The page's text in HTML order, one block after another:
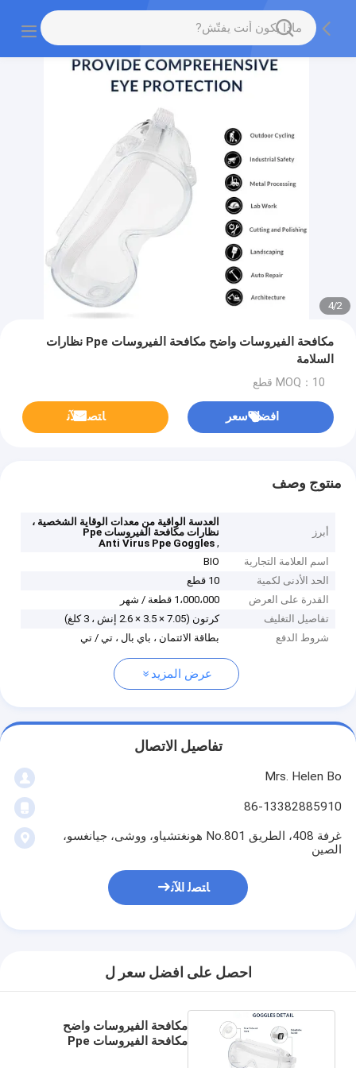
2
/
4
مكافحة الفيروسات واضح مكافحة الفيروسات Ppe نظارات
السلامة
MOQ：10 قطع
افضل سعر ﺎﺘﺼﻟ ﺍﻶﻧ
منتوج وصف
أبرز
العدسة الواقية من معدات الوقاية الشخصية ،
نظارات مكافحة الفيروسات Ppe
,
Anti Virus Ppe Goggles
اسم العلامة التجارية
BIO
الحد الأدنى لكمية
10 قطع
القدرة على العرض
1،000،000 قطعة / شهر
تفاصيل التغليف
كرتون (7.05 × 3.5 × 2.6 إنش ، 3 كلغ)
شروط الدفع
بطاقة الائتمان ، باي بال ، تي / تي
عرض المزيد
تفاصيل الاتصال
Mrs. Helen Bo
86-13382885910
غرفة 408، الطريق No.801 هونغتشياو، ووشى، جيانغسو،
الصين
ﺎﺘﺼﻟ ﺍﻶﻧ
احصل على افضل سعر ل
مكافحة الفيروسات واضح
مكافحة الفيروسات Ppe